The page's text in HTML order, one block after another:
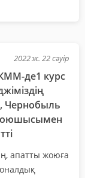
2022 ж. 22 сәуір
де1 курс
Чернобыль
апатты жоюға